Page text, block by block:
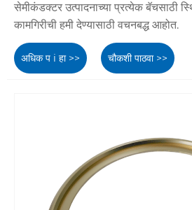
सेमीकंडक्टर उत्पादनाच्या प्रत्येक बॅचसाठी
कामगिरीची हमी देण्यासाठी वचनबद्ध आहोत.
अधिक प i हा >> चौकशी पाठवा >>